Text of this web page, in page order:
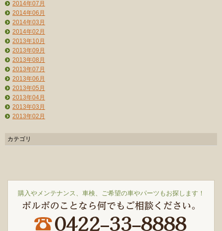
2014年07月
2014年06月
2014年03月
2014年02月
2013年10月
2013年09月
2013年08月
2013年07月
2013年06月
2013年05月
2013年04月
2013年03月
2013年02月
カテゴリ
購入やメンテナンス、車検、ご希望の車やパーツもお探します！
ボルボのことなら何でもご相談ください。